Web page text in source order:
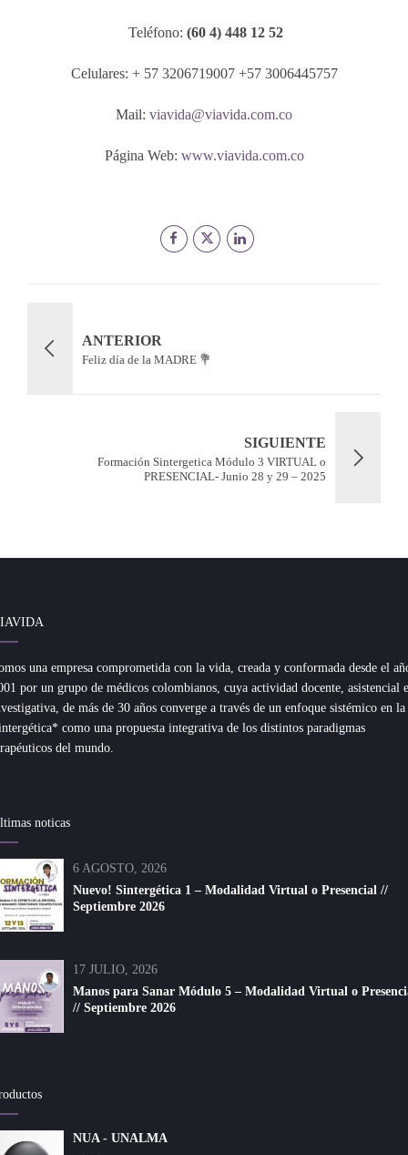
Teléfono: (60 4) 448 12 52
Celulares: + 57 3206719007 +57 3006445757
Mail: viavida@viavida.com.co
Página Web: www.viavida.com.co
ANTERIOR
Feliz día de la MADRE 💐
SIGUIENTE
Formación Sintergetica Módulo 3 VIRTUAL o
PRESENCIAL- Junio 28 y 29 – 2025
una empresa comprometida con la vida, creada y conformada desde el
por un grupo de médicos colombianos, cuya actividad docente, asistencial e
de más de 30 años converge a través de un enfoque sistémico en la
como una propuesta integrativa de los distintos paradigmas
del mundo.
noticas
6 AGOSTO, 2026
Nuevo! Sintergética 1 – Modalidad Virtual o Presencial //
Septiembre 2026
17 JULIO, 2026
Manos para Sanar Módulo 5 – Modalidad Virtual o
// Septiembre 2026
NUA - UNALMA